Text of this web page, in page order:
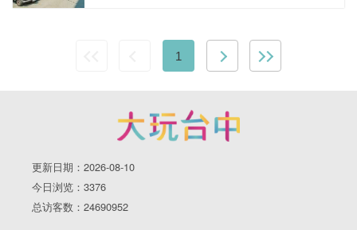
1
更新日期：2026-08-10
今日浏览：3376
总访客数：24690952